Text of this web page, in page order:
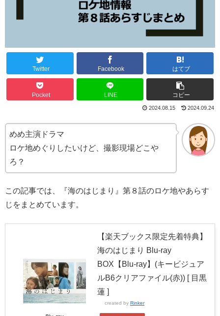
Twitter Facebook はてブ
Pocket LINE コピー
2024.09.24
2024.08.15
めめ主演ドラマ
ロケ地めぐりしたいけど、撮影現場どこや
ろ？
この記事では、『海のはじまり』第８話のロケ地やあらす
じをまとめています。
【楽天ブックス限定先着特典】
海のはじまり Blu-ray
BOX【Blu-ray】(キービジュア
ルB6クリアファイル(赤)) [ 目黒
蓮 ]
created by Rinker